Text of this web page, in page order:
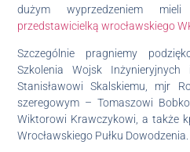
dużym wyprzedzeniem
przedstawicielką wrocławskiego
Szczególnie pragniemy
Szkolenia Wojsk
Stanisławowi Skalskiemu, mjr
szeregowym – Tomaszowi
Wiktorowi Krawczykowi, a także
Wrocławskiego Pułku Dowodzenia.